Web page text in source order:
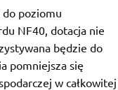
do poziomu
NF40, dotacja nie
będzie do
pomniejsza się
w całkowitej